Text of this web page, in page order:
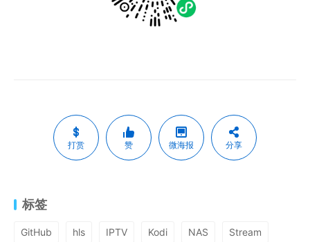
打赏 赞 微海报 分享
标签
GitHub hls IPTV Kodi NAS Stream